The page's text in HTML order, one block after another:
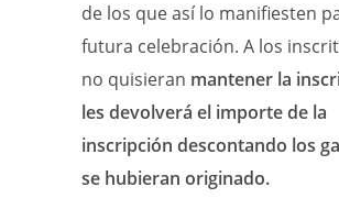
de los que así lo manifiesten
futura celebración. A los
no quisieran mantener la
les devolverá el importe de la
inscripción descontando los
se hubieran originado.